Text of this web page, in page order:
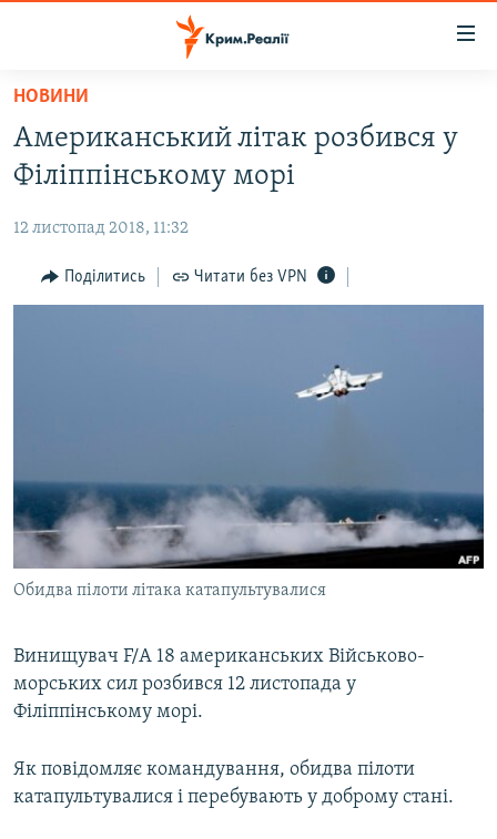
Перейти
основного
матеріалу
до
навігації
Перейти
ВОДА.КРИМ
ПОЛІТИКА
БЛОГИ
ВІДЕОУРОКИ «ELIFBE»
СВІДЧЕННЯ ОКУПАЦІЇ
УКРАЇНСЬКА ПРОБЛЕМА КРИМУ
ЯК ОБІЙТИ БЛОКУВАННЯ
Русский
Qırımtatar
НОВИНИ
Американський літак розбився у
Філіппінському морі
12 листопад 2018, 11:32
Поділитись Читати без VPN
Обидва пілоти літака катапультувалися
Винищувач F/A 18 американських Військово-
морських сил розбився 12 листопада у
Філіппінському морі.
Як повідомляє командування, обидва пілоти
катапультувалися і перебувають у доброму стані.